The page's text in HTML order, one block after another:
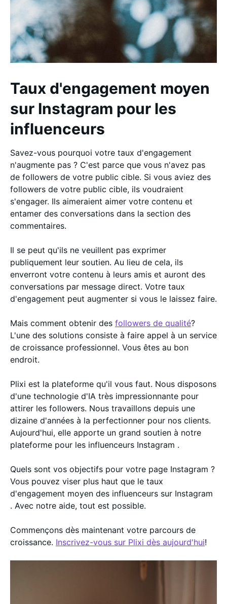
Taux d'engagement moyen
sur Instagram pour les
influenceurs
Savez-vous pourquoi votre taux d'engagement
n'augmente pas ? C'est parce que vous n'avez pas
de followers de votre public cible. Si vous aviez des
followers de votre public cible, ils voudraient
s'engager. Ils aimeraient aimer votre contenu et
entamer des conversations dans la section des
commentaires.
Il se peut qu'ils ne veuillent pas exprimer
publiquement leur soutien. Au lieu de cela, ils
enverront votre contenu à leurs amis et auront des
conversations par message direct. Votre taux
d'engagement peut augmenter si vous le laissez faire.
Mais comment obtenir des followers de qualité?
L'une des solutions consiste à faire appel à un service
de croissance professionnel. Vous êtes au bon
endroit.
Plixi est la plateforme qu'il vous faut. Nous disposons
d'une technologie d'IA très impressionnante pour
attirer les followers. Nous travaillons depuis une
dizaine d'années à la perfectionner pour nos clients.
Aujourd'hui, elle apporte un grand soutien à notre
plateforme pour les influenceurs Instagram .
Quels sont vos objectifs pour votre page Instagram ?
Vous pouvez viser plus haut que le taux
d'engagement moyen des influenceurs sur Instagram
. Avec notre aide, tout est possible.
Commençons dès maintenant votre parcours de
croissance. Inscrivez-vous sur Plixi dès aujourd'hui!